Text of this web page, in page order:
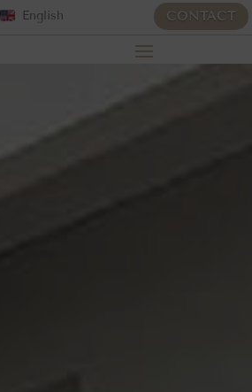
English CONTACT